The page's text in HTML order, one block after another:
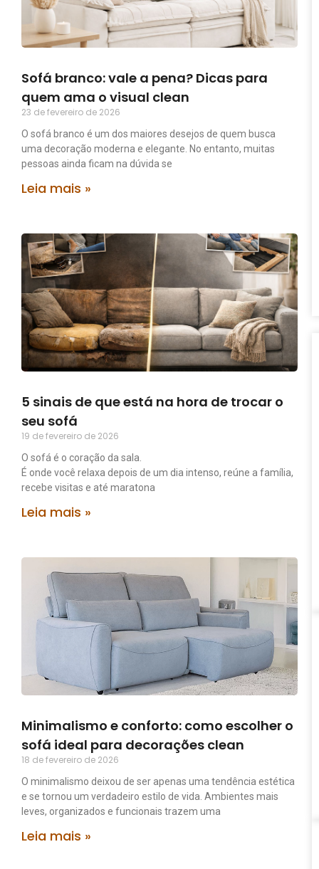
Sofá branco: vale a pena? Dicas para
quem ama o visual clean
23 de fevereiro de 2026
O sofá branco é um dos maiores desejos de quem busca
uma decoração moderna e elegante. No entanto, muitas
pessoas ainda ficam na dúvida se
Leia mais »
5 sinais de que está na hora de trocar o
seu sofá
19 de fevereiro de 2026
O sofá é o coração da sala.
É onde você relaxa depois de um dia intenso, reúne a família,
recebe visitas e até maratona
Leia mais »
Minimalismo e conforto: como escolher o
sofá ideal para decorações clean
18 de fevereiro de 2026
O minimalismo deixou de ser apenas uma tendência estética
e se tornou um verdadeiro estilo de vida. Ambientes mais
leves, organizados e funcionais trazem uma
Leia mais »